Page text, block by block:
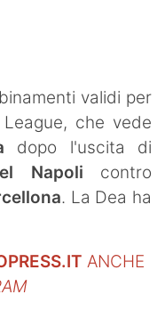
validi per
che vede
dopo l'uscita di
Napoli contro
. La Dea ha
ANCHE